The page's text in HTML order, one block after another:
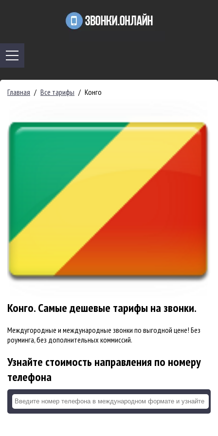
Главная / Все тарифы / Конго
Конго. Самые дешевые тарифы на звонки.
Междугородные и международные звонки по выгодной цене! Без
роуминга, без дополнительных коммиссий.
Узнайте стоимость направления по номеру
телефона